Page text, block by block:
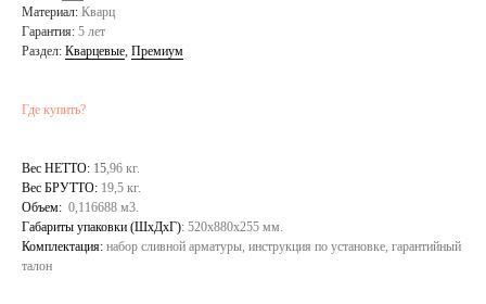
Материал: Кварц
Гарантия: 5 лет
Раздел: Кварцевые, Премиум
Где купить?
Вес НЕТТО: 15,96 кг.
Вес БРУТТО: 19,5 кг.
Объем: 0,116688 м3.
Габариты упаковки (ШхДхГ): 520х880х255 мм.
Комплектация: набор сливной арматуры, инструкция по установке, гарантийный
талон